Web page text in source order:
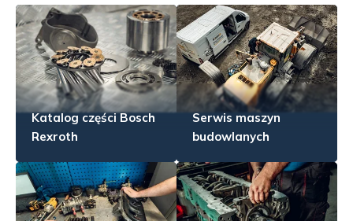
Katalog części Bosch
Rexroth
Serwis maszyn
budowlanych